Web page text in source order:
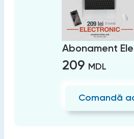
Abonament
209 MDL
Comandă